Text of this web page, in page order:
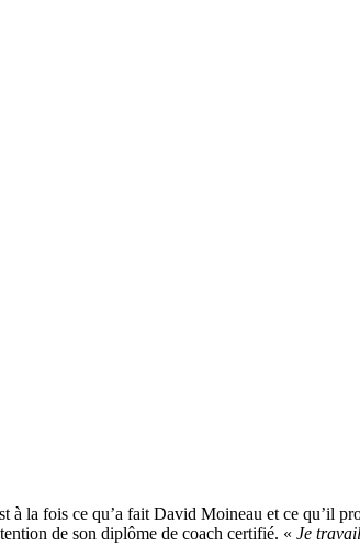
à la fois ce qu’a fait David Moineau et ce qu’il
de son diplôme de coach certifié. « Je